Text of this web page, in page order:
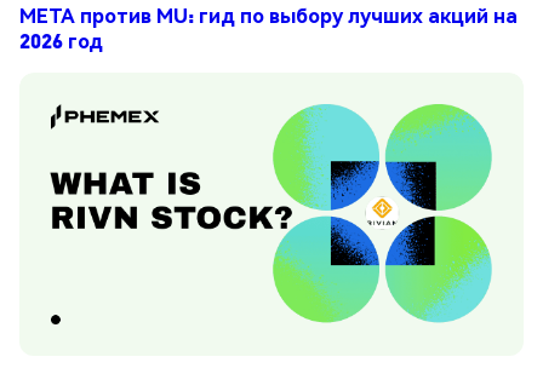
META против MU: гид по выбору лучших акций на
2026 год